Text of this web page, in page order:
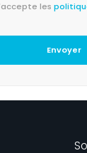
les
Envoyer